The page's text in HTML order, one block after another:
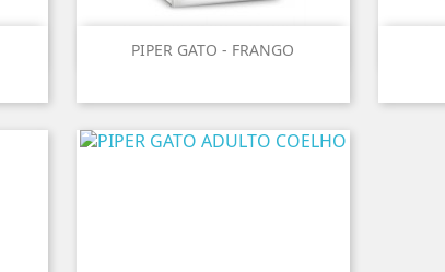
PIPER GATO - FRANGO
 Vista rápida